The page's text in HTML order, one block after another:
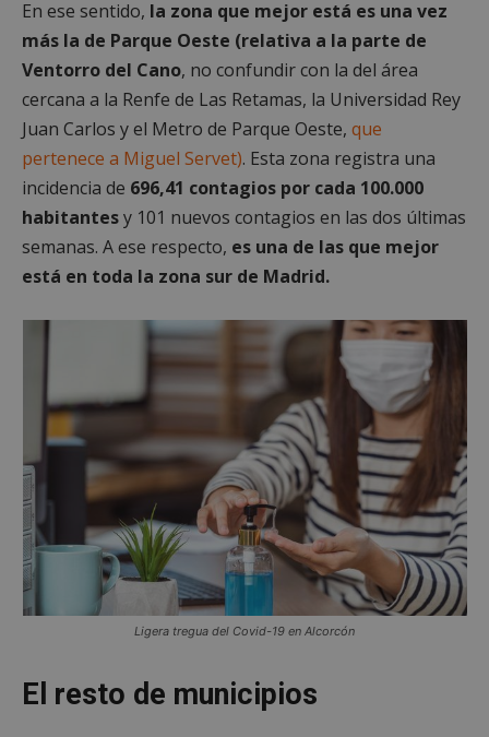
En ese sentido, la zona que mejor está es una vez
más la de Parque Oeste (relativa a la parte de
Ventorro del Cano, no confundir con la del área
cercana a la Renfe de Las Retamas, la Universidad Rey
Juan Carlos y el Metro de Parque Oeste, que
pertenece a Miguel Servet). Esta zona registra una
incidencia de 696,41 contagios por cada 100.000
habitantesy 101 nuevos contagios en las dos últimas
semanas. A ese respecto, es una de las que mejor
está en toda la zona sur de Madrid.
Ligera tregua del Covid-19 en Alcorcón
El resto de municipios
Cookies de
preferencias
Cookies de
funcionalidad
Cookies no clasificadas
Cookies estrictamente necesarias
Cookies de preferencias
Cookies de funcionalidad
Cookies no clasificadas
Las cookies estrictamente necesarias permiten la
funcionalidad principal del sitio web, como el
inicio de sesión de usuario y la gestión de cuentas.
El sitio web no se puede utilizar correctamente sin
las cookies estrictamente necesarias.
Nombre
Proveedor/
Dominio
PHPSESSID
PHP.net
alcorconhoy.com
Sesión